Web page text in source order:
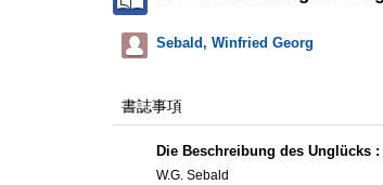
Sebald, Winfried Georg
書誌事項
Die Beschreibung des Unglücks
W.G. Sebald